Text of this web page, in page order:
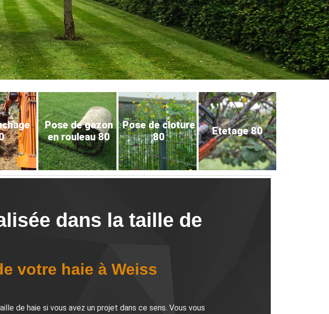
Pose de gazon
en rouleau 80
Pose de cloture
80
Etetage 80
dans la taille de
votre haie à Weiss
de haie si vous avez un projet dans ce sens. Vous vous